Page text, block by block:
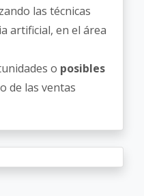
las técnicas
artificial, en el área
o posibles
de las ventas